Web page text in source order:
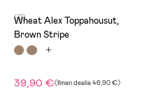
(0)
Wheat Alex Toppahousut,
Brown Stripe
39,90 €(Ilman dealia46,90 €)